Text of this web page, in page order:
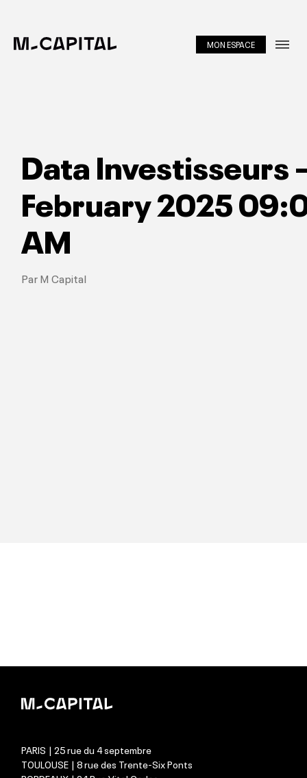
Investir
Portfolio
Insights
MON ESPACE
Data Investisseurs
February 2025
AM
Par M Capital
PARIS | 25 rue du 4 septembre
TOULOUSE | 8 rue des Trente-Six Ponts